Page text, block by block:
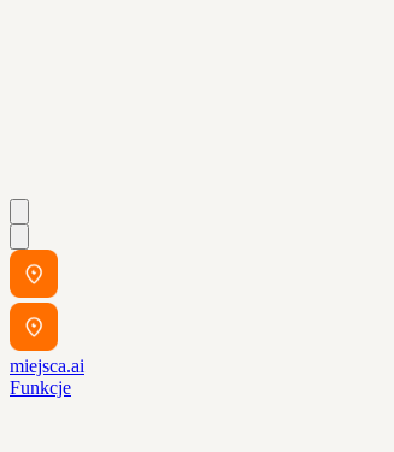
miejsca.ai
Funkcje